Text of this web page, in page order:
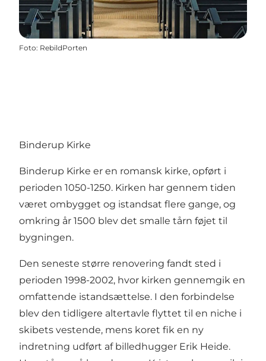
Foto: RebildPorten
Binderup Kirke
Binderup Kirke er en romansk kirke, opført i
perioden 1050-1250. Kirken har gennem tiden
været ombygget og istandsat flere gange, og
omkring år 1500 blev det smalle tårn føjet til
bygningen.
Den seneste større renovering fandt sted i
perioden 1998-2002, hvor kirken gennemgik en
omfattende istandsættelse. I den forbindelse
blev den tidligere altertavle flyttet til en niche i
skibets vestende, mens koret fik en ny
indretning udført af billedhugger Erik Heide.